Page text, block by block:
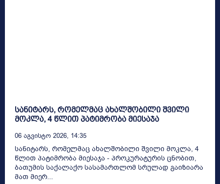
სანიტარს, რომელმაც ახალშობილი შვილი
მოკლა, 4 წლით პატიმრობა მიესაჯა
06 Აგვისტო 2026, 14:35
სანიტარს, რომელმაც ახალშობილი შვილი მოკლა, 4
წლით პატიმრობა მიესაჯა - პროკურატურის ცნობით,
ბათუმის საქალაქო სასამართლომ სრულად გაიზიარა
მათ მიერ...